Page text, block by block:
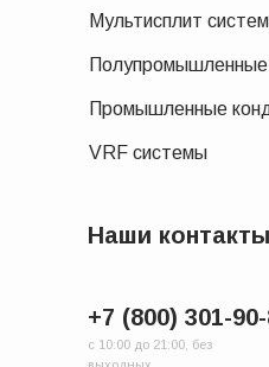
Мультисплит
Промышленные
VRF системы
Наши контакты
+7 (800) 301-
с 10:00 до 21:00, без